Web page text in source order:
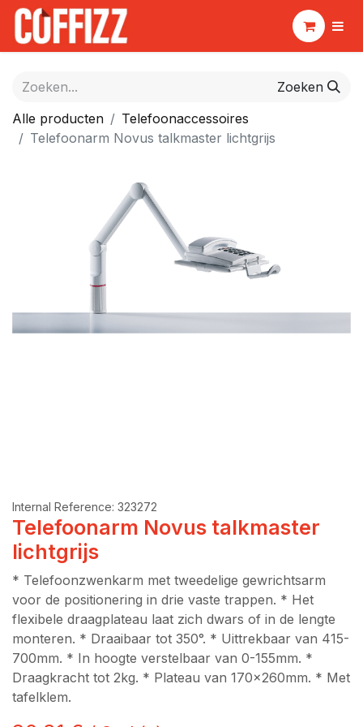
Zoeken
Alle producten
Telefoonaccessoires
Telefoonarm Novus talkmaster lichtgrijs
Internal Reference: 323272
Telefoonarm Novus talkmaster
lichtgrijs
* Telefoonzwenkarm met tweedelige gewrichtsarm
voor de positionering in drie vaste trappen. * Het
flexibele draagplateau laat zich dwars of in de lengte
monteren. * Draaibaar tot 350°. * Uittrekbaar van 415-
700mm. * In hoogte verstelbaar van 0-155mm. *
Draagkracht tot 2kg. * Plateau van 170x260mm. * Met
tafelklem.